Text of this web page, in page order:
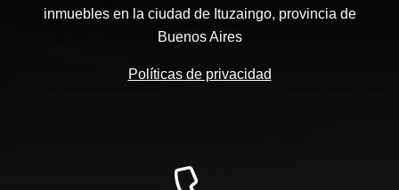
inmuebles en la ciudad de Ituzaingo, provincia de
Buenos Aires
Políticas de privacidad